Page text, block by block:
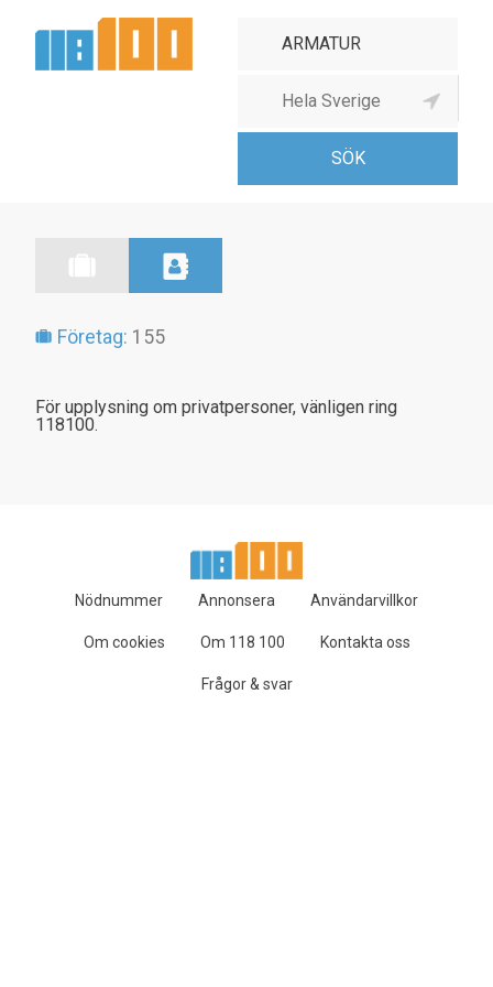
Belysningsarmaturindustri
Företag: 155
För upplysning om privatpersoner, vänligen ring
118100.
Nödnummer Annonsera Användarvillkor
Om cookies Om 118 100 Kontakta oss
Frågor & svar